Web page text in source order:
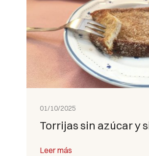
01/10/2025
Torrijas sin azúcar y
Leer más